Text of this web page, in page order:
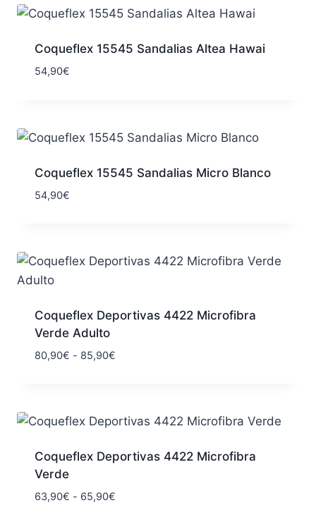
Coqueflex 15545 Sandalias Altea Hawai
54,90€
Coqueflex 15545 Sandalias Micro Blanco
54,90€
Coqueflex Deportivas 4422 Microfibra
Verde Adulto
80,90€ - 85,90€Rango
80,90€
85,90€
Coqueflex Deportivas 4422 Microfibra
Verde
63,90€ - 65,90€Rango